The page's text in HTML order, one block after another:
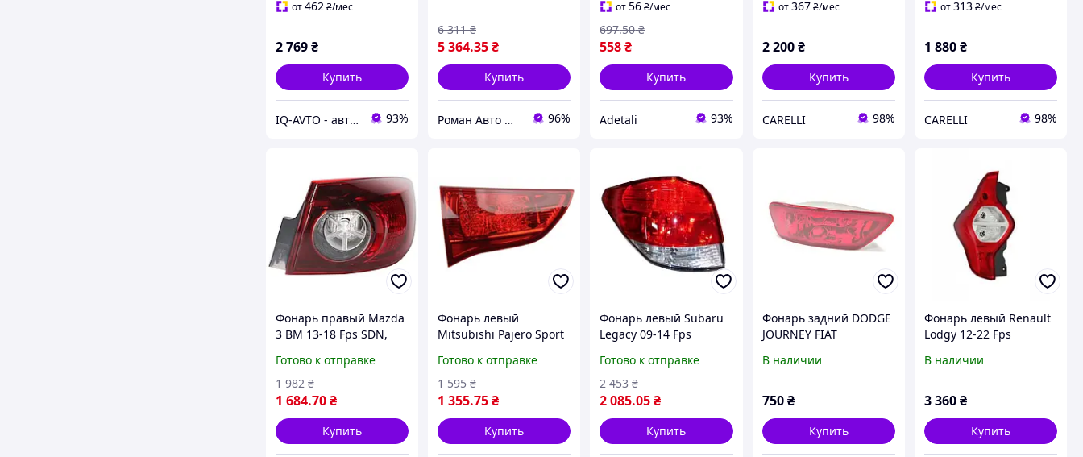
от462₴/мес
2 769₴
Купить
IQ-AVTO - автозапчасти, автоаксессуары и автоэлектроника 93%
5 364.35₴
6 311 ₴
Купить
Роман Авто Маркет 96%
бампере
от56₴/мес
558₴
697.50 ₴
Купить
Adetali 93%
от367 ₴/мес
2 200 ₴
Купить
CARELLI 98%
от313₴/мес
1 880₴
Купить
CARELLI 98%
Фонарь правый Mazda
3 BM 13-18 Fps SDN,
Готово к отправке
1 684.70₴
1 982 ₴
Купить
Фонарь левый
Mitsubishi Pajero Sport
Готово к отправке
1 355.75₴
1 595 ₴
Купить
Фонарь левый Subaru
Legacy 09-14 Fps
Готово к отправке
2 085.05₴
2 453 ₴
Купить
Фонарь задний DODGE
JOURNEY FIAT
COMPASS, GRAND
57010717AC
В наличии
750 ₴
Купить
Фонарь левый Renault
Lodgy 12-22 Fps
В наличии
3 360₴
Купить